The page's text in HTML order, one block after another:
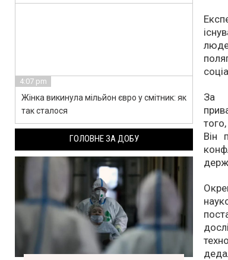
За
Він
4:07 pm
Жінка викинула мільйон євро у смітник: як
так сталося
ГОЛОВНЕ ЗА ДОБУ